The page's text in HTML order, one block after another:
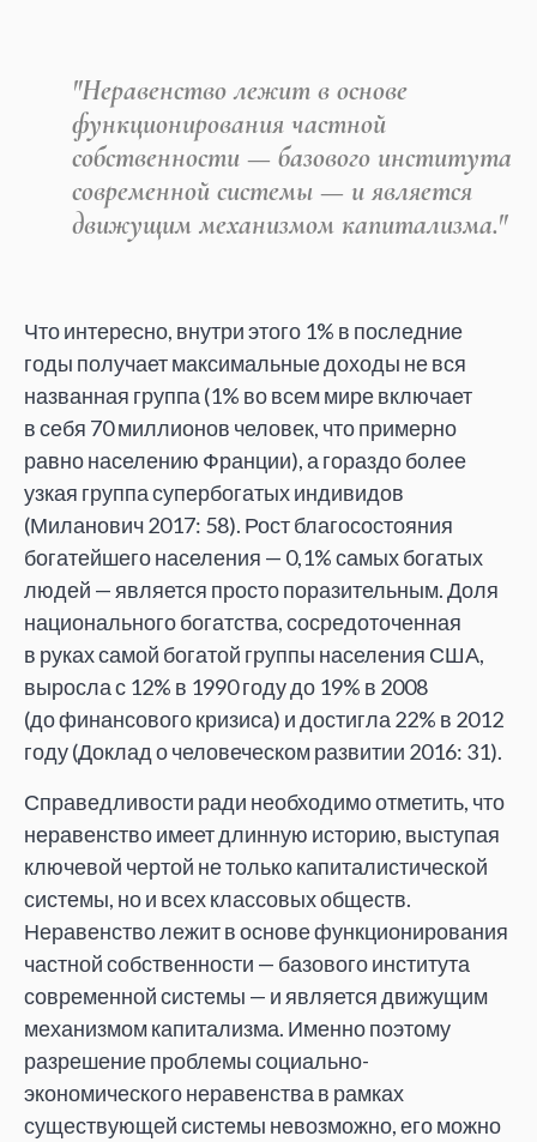
"Неравенство лежит в основе
функционирования частной
собственности — базового института
современной системы — и является
движущим механизмом капитализма."
Что интересно, внутри этого 1% в последние
годы получает максимальные доходы невся
названная группа (1% вовсем мире включает
всебя 70миллионов человек, что примерно
равно населению Франции), агораздо более
узкая группа супербогатых индивидов
(Миланович 2017: 58). Рост благосостояния
богатейшего населения — 0,1% самых богатых
людей —является просто поразительным. Доля
национального богатства, сосредоточенная
в руках самой богатой группы населения США,
выросла с 12% в 1990 году до 19% в 2008
(дофинансового кризиса) идостигла22% в 2012
году (Доклад очеловеческом развитии 2016: 31).
Справедливости ради необходимо отметить, что
неравенство имеет длинную историю, выступая
ключевой чертой нетолько капиталистической
системы, нои всех классовых обществ.
Неравенство лежит воснове функционирования
частной собственности — базового института
современной системы — и является движущим
механизмом капитализма. Именно поэтому
разрешение проблемы социально-
экономического неравенства в рамках
существующей системы невозможно, его можно